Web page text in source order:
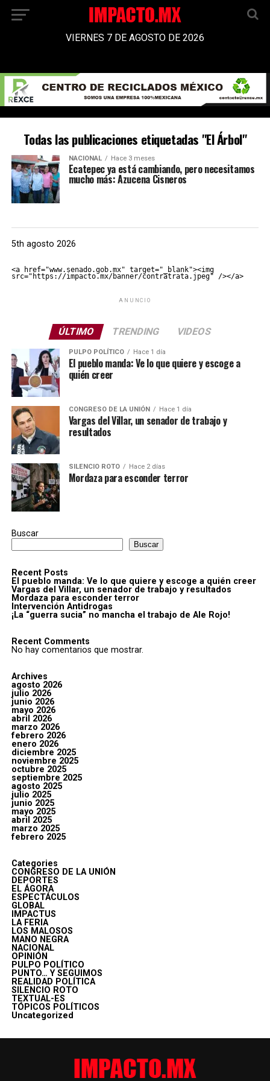
VIERNES 7 DE AGOSTO DE 2026
Todas las publicaciones etiquetadas "El Árbol"
NACIONAL Hace 3 meses
Ecatepec ya está cambiando, pero necesitamos
mucho más: Azucena Cisneros
5th agosto 2026
<a href="www.senado.gob.mx" target="_blank"><img
src="https://impacto.mx/banner/contratrata.jpeg" /></a>
ANUNCIO
ÚLTIMO TRENDING VIDEOS
PULPO POLÍTICO Hace 1 día
El pueblo manda: Ve lo que quiere y escoge a
quién creer
CONGRESO DE LA UNIÓN Hace 1 día
Vargas del Villar, un senador de trabajo y
resultados
SILENCIO ROTO Hace 2 días
Mordaza para esconder terror
Buscar
Buscar
Recent Posts
El pueblo manda: Ve lo que quiere y escoge a quién creer
Vargas del Villar, un senador de trabajo y resultados
Mordaza para esconder terror
Intervención Antidrogas
¡La “guerra sucia” no mancha el trabajo de Ale Rojo!
Recent Comments
No hay comentarios que mostrar.
Archives
agosto 2026
julio 2026
junio 2026
mayo 2026
abril 2026
marzo 2026
febrero 2026
enero 2026
diciembre 2025
noviembre 2025
octubre 2025
septiembre 2025
agosto 2025
julio 2025
junio 2025
mayo 2025
abril 2025
marzo 2025
febrero 2025
Categories
CONGRESO DE LA UNIÓN
DEPORTES
EL ÁGORA
ESPECTÁCULOS
GLOBAL
IMPACTUS
LA FERIA
LOS MALOSOS
MANO NEGRA
NACIONAL
OPINIÓN
PULPO POLÍTICO
PUNTO… Y SEGUIMOS
REALIDAD POLÍTICA
SILENCIO ROTO
TEXTUAL-ES
TÓPICOS POLÍTICOS
Uncategorized